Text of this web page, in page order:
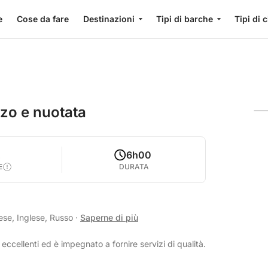
Cose da fare Destinazioni Tipi di barche Tipi di
e nuotata
6h00
DURATA
Inglese, Russo · Saperne di più
ed è impegnato a fornire servizi di qualità.